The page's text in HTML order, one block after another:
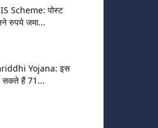
Scheme: पोस्ट
रुपये जमा...
Yojana: इस
सकते हैं 71...